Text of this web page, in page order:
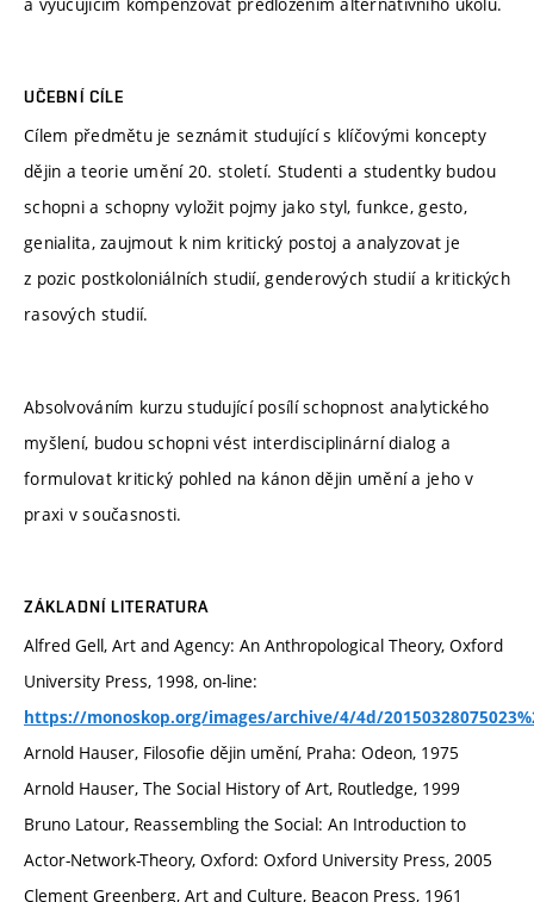
UČEBNÍ CÍLE
Cílem předmětu je seznámit studující s klíčovými koncepty
dějin a teorie umění 20. století. Studenti a studentky budou
schopni a schopny vyložit pojmy jako styl, funkce, gesto,
genialita, zaujmout k nim kritický postoj a analyzovat je
z pozic postkoloniálních studií, genderových studií a kritických
rasových studií.
Absolvováním kurzu studující posílí schopnost analytického
myšlení, budou schopni vést interdisciplinární dialog a
formulovat kritický pohled na kánon dějin umění a jeho v
praxi v současnosti.
ZÁKLADNÍ LITERATURA
Alfred Gell, Art and Agency: An Anthropological Theory, Oxford
University Press, 1998, on-line:
https://monoskop.org/images/archive/4/4d/
Arnold Hauser, Filosofie dějin umění, Praha: Odeon, 1975
Arnold Hauser, The Social History of Art, Routledge, 1999
Bruno Latour, Reassembling the Social: An Introduction to
Actor-Network-Theory, Oxford: Oxford University Press, 2005
Clement Greenberg, Art and Culture, Beacon Press, 1961